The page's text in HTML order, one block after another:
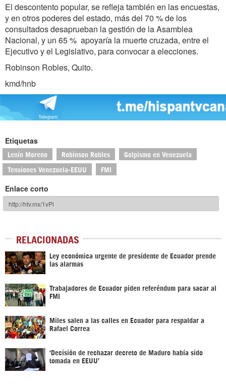
El descontento popular, se refleja también en las encuestas,
y en otros poderes del estado, más del 70 % de los
consultados desaprueban la gestión de la Asamblea
Nacional, y un 65 % apoyaría la muerte cruzada, entre el
Ejecutivo y el Legislativo, para convocar a elecciones.
Robinson Robles, Quito.
kmd/hnb
Etiquetas
Lenín Moreno Robinson Robles Golpismo en Venezuela
Tensiones Venezuela-EEUU FMI
Enlace corto
RELACIONADAS
Ley económica urgente de presidente de Ecuador prende
las alarmas
Trabajadores de Ecuador piden referéndum para sacar al
FMI
Miles salen a las calles en Ecuador para respaldar a
Rafael Correa
‘Decisión de rechazar decreto de Maduro había sido
tomada en EEUU’